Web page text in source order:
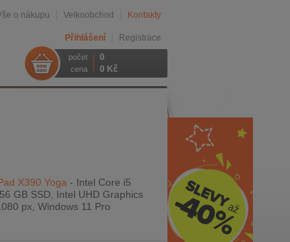
o nákupu Velkoobchod Kontakty
Přihlášení Registrace
počet 0
cena 0 Kč
X390 Yoga - Intel Core i5
GB SSD, Intel UHD Graphics
px, Windows 11 Pro